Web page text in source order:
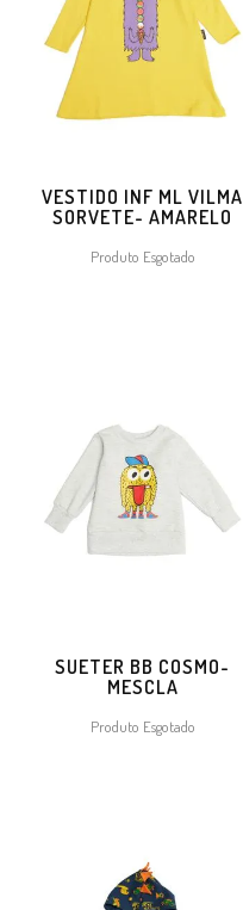
VESTIDO INF ML VILMA
SORVETE- AMARELO
Produto Esgotado
SUETER BB COSMO-
MESCLA
Produto Esgotado